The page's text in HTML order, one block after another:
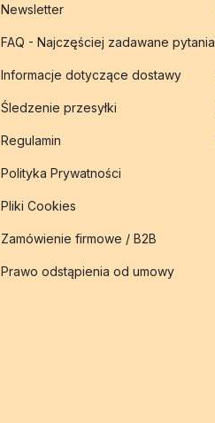
Newsletter
FAQ - Najczęściej zadawane pytania
Informacje dotyczące dostawy
Śledzenie przesyłki
Regulamin
Polityka Prywatności
Pliki Cookies
Zamówienie firmowe / B2B
Prawo odstąpienia od umowy